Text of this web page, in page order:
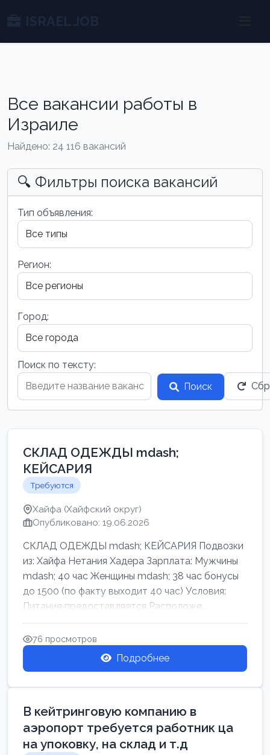
Все вакансии работы в
Израиле
Найдено: 24 116 вакансий
🔍 Фильтры поиска вакансий
Тип объявления:
Регион:
Город:
Поиск по тексту:
Поиск
СКЛАД ОДЕЖДЫ mdash;
КЕЙСАРИЯ
Требуются
Хайфа (Хайфский округ)
Опубликовано: 19.06.2026
СКЛАД ОДЕЖДЫ mdash; КЕЙСАРИЯ Подвозки
из: Хайфа Нетания Хадера Зарплата: Мужчины
mdash; 40 час Женщины mdash; 38 час бонусы
до 1500 (по факту выходит 40 час) Условия:
Питание предоставляется Расположе...
76 просмотров
Подробнее
В кейтринговую компанию в
аэропорт требуется работник ца
на упоковку, на склад и т.д